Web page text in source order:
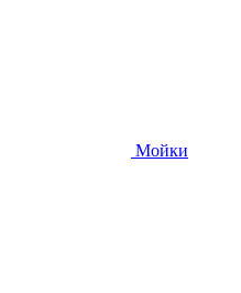
Мойки